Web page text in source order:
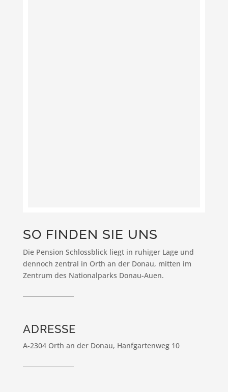
SO FINDEN SIE UNS
Die Pension Schlossblick liegt in ruhiger Lage und
dennoch zentral in Orth an der Donau, mitten im
Zentrum des Nationalparks Donau-Auen.
ADRESSE
A-2304 Orth an der Donau, Hanfgartenweg 10